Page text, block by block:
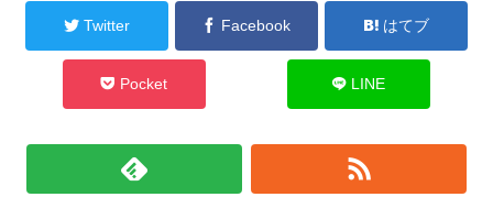
Twitter Facebook はてブ
Pocket LINE